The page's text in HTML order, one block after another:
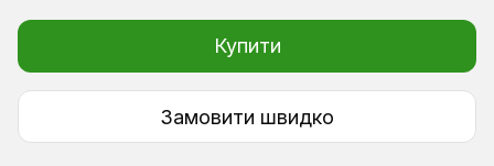
Купити
Замовити швидко